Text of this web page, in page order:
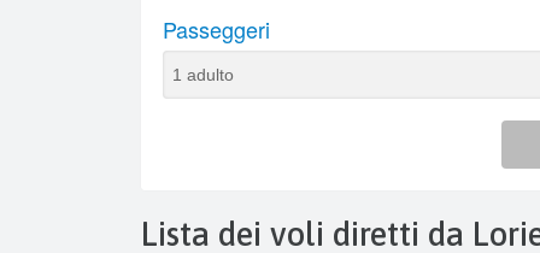
Lista dei voli diretti da